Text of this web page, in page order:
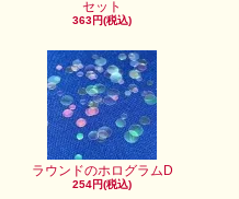
セット
363円(税込)
ラウンドのホログラムD
254円(税込)